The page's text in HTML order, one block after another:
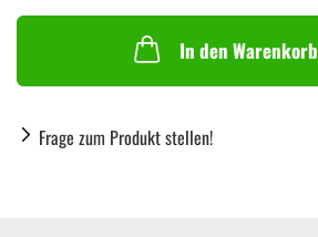
In den Warenkorb
Frage zum Produkt stellen!